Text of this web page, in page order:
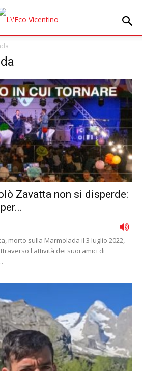
Zavatta non si disperde:
morto sulla Marmolada il 3 luglio 2022,
l'attività dei suoi amici di